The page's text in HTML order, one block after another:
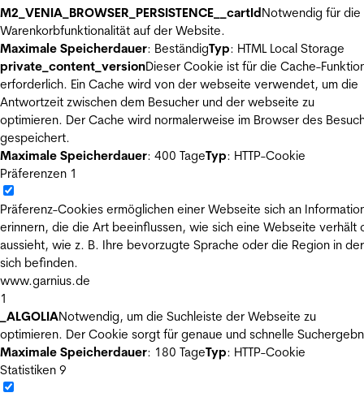
M2_VENIA_BROWSER_PERSISTENCE__cartIdNotwendig für die
Warenkorbfunktionalität auf der Website.
Maximale Speicherdauer: BeständigTyp: HTML Local Storage
private_content_versionDieser Cookie ist für die Cache-
erforderlich. Ein Cache wird von der webseite verwendet, um die
Antwortzeit zwischen dem Besucher und der webseite zu
optimieren. Der Cache wird normalerweise im Browser des
gespeichert.
Maximale Speicherdauer: 400 TageTyp: HTTP-Cookie
Präferenzen 1
Präferenz-Cookies ermöglichen einer Webseite sich an
erinnern, die die Art beeinflussen, wie sich eine Webseite verhält
aussieht, wie z. B. Ihre bevorzugte Sprache oder die Region in
sich befinden.
www.garnius.de
1
_ALGOLIANotwendig, um die Suchleiste der Webseite zu
optimieren. Der Cookie sorgt für genaue und schnelle
Maximale Speicherdauer: 180 TageTyp: HTTP-Cookie
Statistiken 9